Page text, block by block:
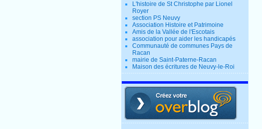
L'histoire de St Christophe par Lionel
Royer
section PS Neuvy
Association Histoire et Patrimoine
Amis de la Vallée de l'Escotais
association pour aider les handicapés
Communauté de communes Pays de
Racan
mairie de Saint-Paterne-Racan
Maison des écritures de Neuvy-le-Roi